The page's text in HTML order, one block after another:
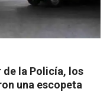
la Policía, los
una escopeta